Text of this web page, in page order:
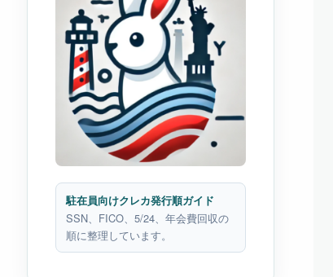
駐在員向けクレカ発行順ガイド
SSN、FICO、5/24、年会費回収の
順に整理しています。